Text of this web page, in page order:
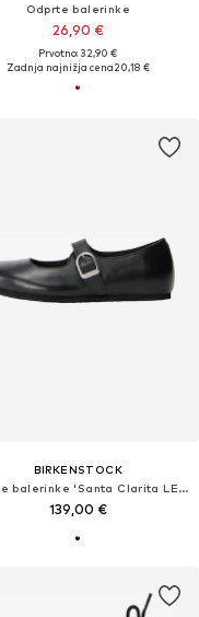
Odprte balerinke
26,90 €
Prvotno: 32,90 €
Zadnja najnižja cena20,18 €
BIRKENSTOCK
Odprte balerinke 'Santa Clarita LENA'
139,00 €